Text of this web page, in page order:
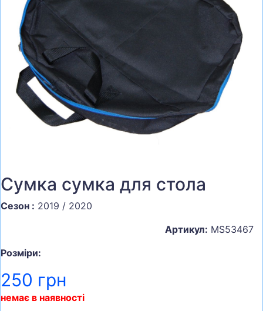
СУМКИ
ШОЛОМИ, ЗАХИСТ, ОКУЛЯРИ
БІГ, ФІТНЕС, М'ЯЧІ
ВЕЛОСИПЕДИ
САМОКАТИ
ТЕНІС, БАДМІНТОН
Сумка сумка для стола
Сезон : 2019 / 2020
Артикул: MS53467
Розміри:
250 грн
немає в наявності